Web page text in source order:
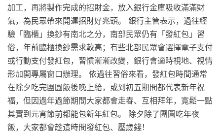
加工，再將製作完成的招財金，放入銀行金庫吸收滿滿財
氣，為民眾帶來開運招財好兆頭。 銀行主管表示，過往經
驗「臨櫃」換鈔有南北之分，南部民眾仍有「發紅包」習
俗，年前臨櫃換鈔需求較高；有些北部民眾會選擇電子支付
或行動支付發紅包，習慣漸漸改變，銀行會適時視地、視情
形加開專屬窗口辦理。 依過往習俗來看，發紅包時間通常
在除夕吃完團圓飯後晚上給，或到初五期間都代表新年祝
福，但因過年過節期間大家都會走春、互相拜年，寬鬆一點
其實到元宵節前都能包新年紅包。 除夕除了團圓吃年夜
飯，大家都會趁這時間發紅包、壓歲錢！